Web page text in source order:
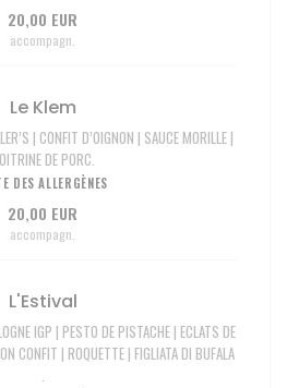
20,00 EUR
accompagn.
Le Klem
| CONFIT D’OIGNON | SAUCE MORILLE |
DE PORC.
DES ALLERGÈNES
20,00 EUR
accompagn.
L'Estival
IGP | PESTO DE PISTACHE | ECLATS DE
CONFIT | ROQUETTE | FIGLIATA DI BUFALA
.